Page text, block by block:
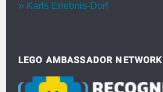
Karls Erlebnis-Dorf
LEGO AMBASSADOR NETWORK